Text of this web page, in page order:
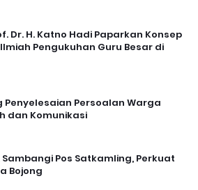
Dr. H. Katno Hadi Paparkan Konsep
Pengukuhan Guru Besar di
Penyelesaian Persoalan Warga
dan Komunikasi
Sambangi Pos Satkamling, Perkuat
Bojong